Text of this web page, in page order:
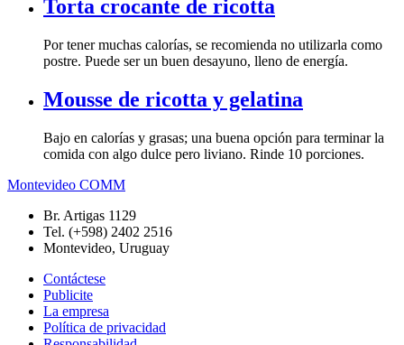
Torta crocante de ricotta
Por tener muchas calorías, se recomienda no utilizarla como
postre. Puede ser un buen desayuno, lleno de energía.
Mousse de ricotta y gelatina
Bajo en calorías y grasas; una buena opción para terminar la
comida con algo dulce pero liviano. Rinde 10 porciones.
Montevideo COMM
Br. Artigas 1129
Tel. (+598) 2402 2516
Montevideo, Uruguay
Contáctese
Publicite
La empresa
Política de privacidad